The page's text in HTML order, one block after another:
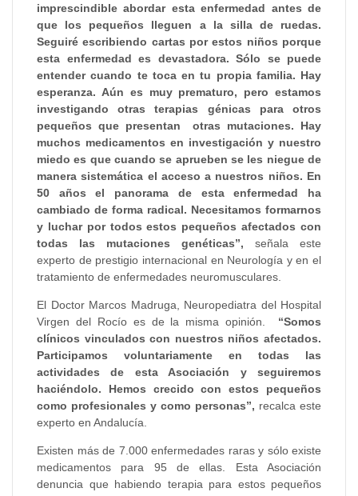
imprescindible abordar esta enfermedad antes de
que los pequeños lleguen a la silla de ruedas.
Seguiré escribiendo cartas por estos niños porque
esta enfermedad es devastadora. Sólo se puede
entender cuando te toca en tu propia familia. Hay
esperanza. Aún es muy prematuro, pero estamos
investigando otras terapias génicas para otros
pequeños que presentan otras mutaciones. Hay
muchos medicamentos en investigación y nuestro
miedo es que cuando se aprueben se les niegue de
manera sistemática el acceso a nuestros niños. En
50 años el panorama de esta enfermedad ha
cambiado de forma radical. Necesitamos formarnos
y luchar por todos estos pequeños afectados con
todas las mutaciones genéticas”, señala este
experto de prestigio internacional en Neurología y en el
tratamiento de enfermedades neuromusculares.
El Doctor Marcos Madruga, Neuropediatra del Hospital
Virgen del Rocío es de la misma opinión. “Somos
clínicos vinculados con nuestros niños afectados.
Participamos voluntariamente en todas las
actividades de esta Asociación y seguiremos
haciéndolo. Hemos crecido con estos pequeños
como profesionales y como personas”, recalca este
experto en Andalucía.
Existen más de 7.000 enfermedades raras y sólo existe
medicamentos para 95 de ellas. Esta Asociación
denuncia que habiendo terapia para estos pequeños